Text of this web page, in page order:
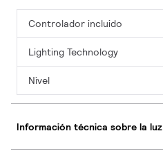
Controlador incluido
Lighting Technology
Nivel
Información técnica sobre la luz